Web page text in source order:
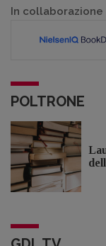
In collaborazione
POLTRONE